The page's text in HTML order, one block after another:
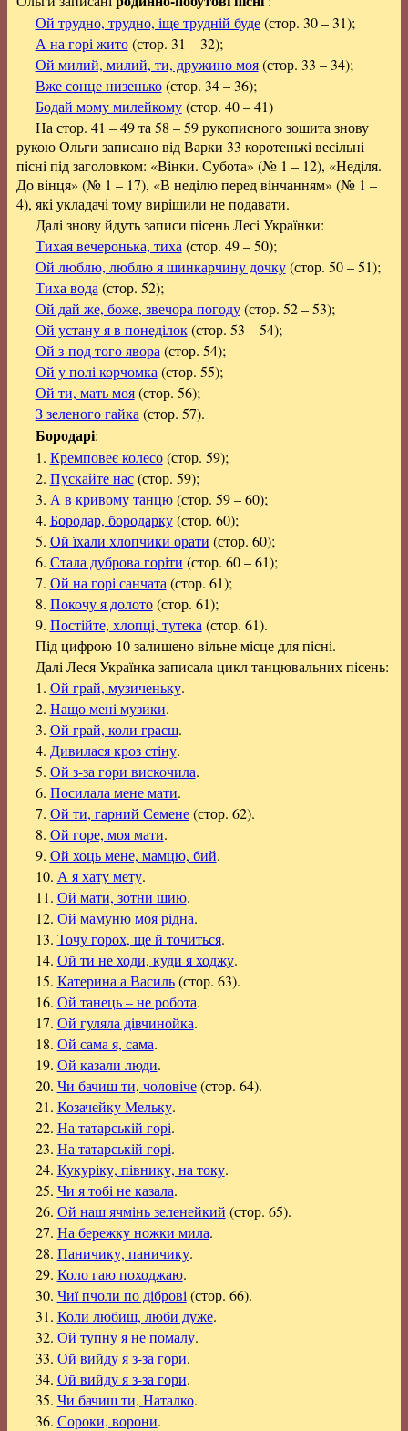
Ой трудно, трудно, іще трудній буде(стор. 30 – 31);
А на горі жито(стор. 31 – 32);
Ой милий, милий, ти, дружино моя(стор. 33 – 34);
Вже сонце низенько(стор. 34 – 36);
Бодай мому милейкому(стор. 40 – 41)
На стор. 41 – 49 та 58 – 59 рукописного зошита знову
рукою Ольги записано від Варки 33 коротенькі весільні
пісні під заголовком: «Вінки. Субота» (№ 1 – 12), «Неділя.
До вінця» (№ 1 – 17), «В неділю перед вінчанням» (№ 1 –
4), які укладачі тому вирішили не подавати.
Далі знову йдуть записи пісень Лесі Українки:
Тихая вечеронька, тиха (стор. 49 – 50);
Ой люблю, люблю я шинкарчину дочку(стор. 50 – 51);
Тиха вода (стор. 52);
Ой дай же, боже, звечора погоду(стор. 52 – 53);
Ой устану я в понеділок(стор. 53 – 54);
Ой з-под того явора (стор. 54);
Ой у полі корчомка (стор. 55);
Ой ти, мать моя(стор. 56);
З зеленого гайка (стор. 57).
Бородарі:
1. Кремповеє колесо(стор. 59);
2. Пускайте нас(стор. 59);
3. А в кривому танцю(стор. 59 – 60);
4. Бородар, бородарку(стор. 60);
5. Ой їхали хлопчики орати (стор. 60);
6. Стала дуброва горіти (стор. 60 – 61);
7. Ой на горі санчата (стор. 61);
8. Покочу я долото(стор. 61);
9. Постійте, хлопці, тутека (стор. 61).
Під цифрою 10 залишено вільне місце для пісні.
Далі Леся Українка записала цикл танцювальних пісень:
1. Ой грай, музиченьку.
2. Нащо мені музики.
3. Ой грай, коли граєш.
4. Дивилася кроз стіну.
5. Ой з-за гори вискочила.
6. Посилала мене мати.
7. Ой ти, гарний Семене(стор. 62).
8. Ой горе, моя мати.
9. Ой хоць мене, мамцю, бий.
10. А я хату мету.
11. Ой мати, зотни шию.
12. Ой мамуню моя рідна.
13. Точу горох, ще й точиться.
14. Ой ти не ходи, куди я ходжу.
15. Катерина а Василь(стор. 63).
16. Ой танець – не робота.
17. Ой гуляла дівчинойка.
18. Ой сама я, сама.
19. Ой казали люди.
20. Чи бачиш ти, чоловіче(стор. 64).
21. Козачейку Мельку.
22. На татарській горі.
23. На татарській горі.
24. Кукуріку, півнику, на току.
25. Чи я тобі не казала.
26. Ой наш ячмінь зеленейкий (стор. 65).
27. На бережку ножки мила.
28. Паничику, паничику.
29. Коло гаю походжаю.
30. Чиї пчоли по діброві (стор. 66).
31. Коли любиш, люби дуже.
32. Ой тупну я не помалу.
33. Ой вийду я з-за гори.
34. Ой вийду я з-за гори.
35. Чи бачиш ти, Наталко.
36. Сороки, ворони.